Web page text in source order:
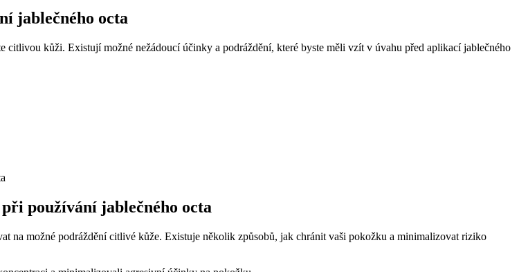
jablečného octa
kůži. Existují možné nežádoucí účinky a podráždění, které byste měli vzít v úvahu před aplikací jablečného
používání jablečného octa
na možné podráždění citlivé kůže. Existuje několik způsobů, jak chránit vaši pokožku a minimalizovat riziko